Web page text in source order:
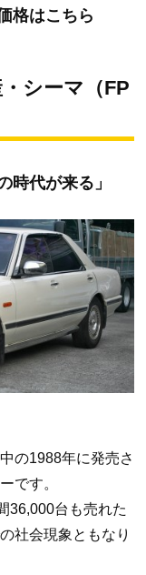
格はこちら
シーマ（FP
時代が来る」
の1988年に発売さ
です。
36,000台も売れた
社会現象ともなり